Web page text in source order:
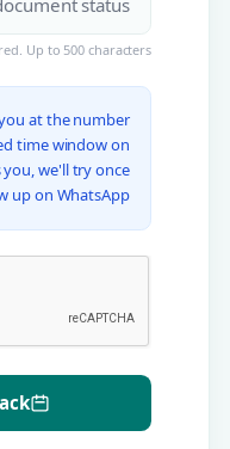
Up to 500 characters.
at the number
time window on
we'll try once
up on WhatsApp.